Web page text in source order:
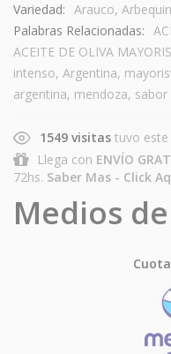
Variedad: Arauco,
Palabras Relacionadas:
ACEITE DE OLIVA
intenso, Argentina,
argentina, mendoza,
1549 visitas tuvo
Llega con ENVÍO
72hs. Saber Mas - Click
Medios